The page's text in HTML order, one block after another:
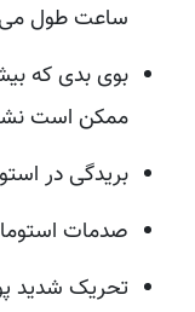
ساعت طول
بوی بدی که
ممکن است
بریدگی در
صدمات استوما
تحریک شدید